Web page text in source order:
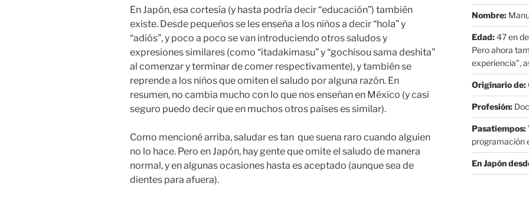
En Japón, esa cortesía (y hasta podría decir “educación”) también
existe. Desde pequeños se les enseña a los niños a decir “hola” y
“adiós”, y poco a poco se van introduciendo otros saludos y
expresiones similares (como “itadakimasu” y “gochisou sama deshita”
al comenzar y terminar de comer respectivamente), y también se
reprende a los niños que omiten el saludo por alguna razón. En
resumen, no cambia mucho con lo que nos enseñan en México (y casi
seguro puedo decir que en muchos otros países es similar).
Como mencioné arriba, saludar es tan que suena raro cuando alguien
no lo hace. Pero en Japón, hay gente que omite el saludo de manera
normal, y en algunas ocasiones hasta es aceptado (aunque sea de
dientes para afuera).
Nombre:
Edad:47 en
Pero ahora
experiencia",
Originario de:
Profesión:
Pasatiempos:
programación
En Japón